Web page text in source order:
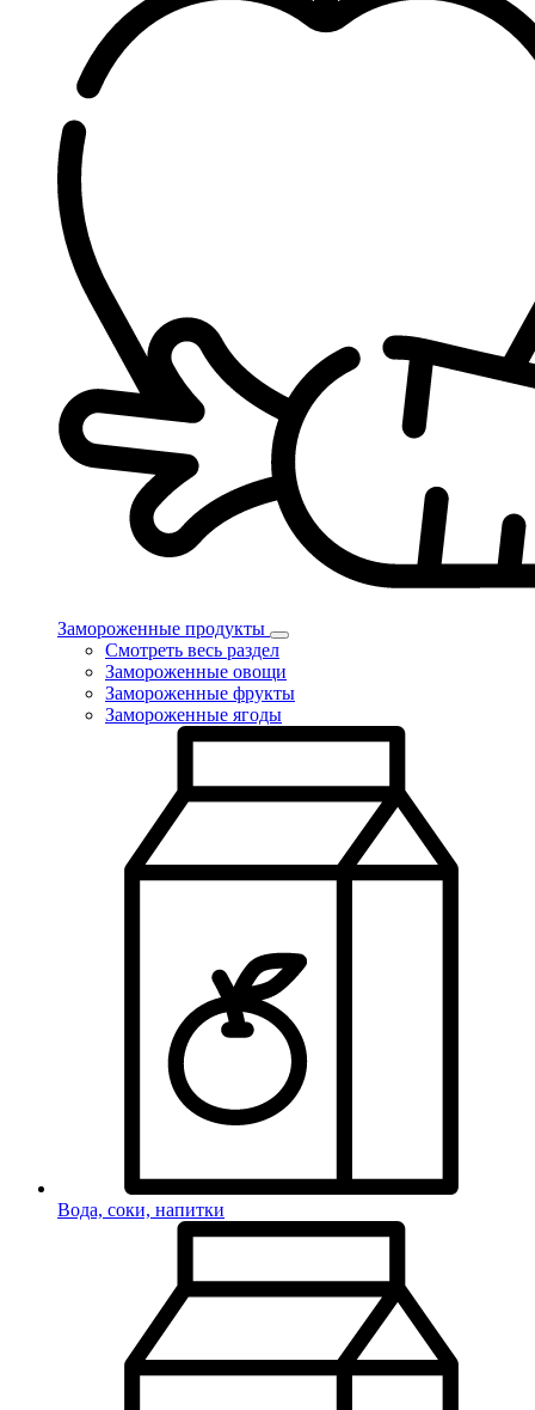
Замороженные продукты
Смотреть весь раздел
Замороженные овощи
Замороженные фрукты
Замороженные ягоды
Вода, соки, напитки